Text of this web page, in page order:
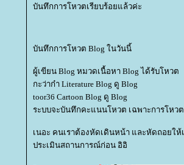
บันทึกการโหวตเรียบร้อยแล้วค่ะ
บันทึกการโหวต Blog ในวันนี้
ผู้เขียน Blog หมวดเนื้อหา Blog ได้รับโหวต
กะว่าก๋า Literature Blog ดู Blog
toor36 Cartoon Blog ดู Blog
ระบบจะบันทึกคะแนนโหวต เฉพาะการโหว
เนอะ คนเราต้องหัดเดินหน้า และหัดถอยให้
ประเมินสถานการณ์ก่อน อิอิ